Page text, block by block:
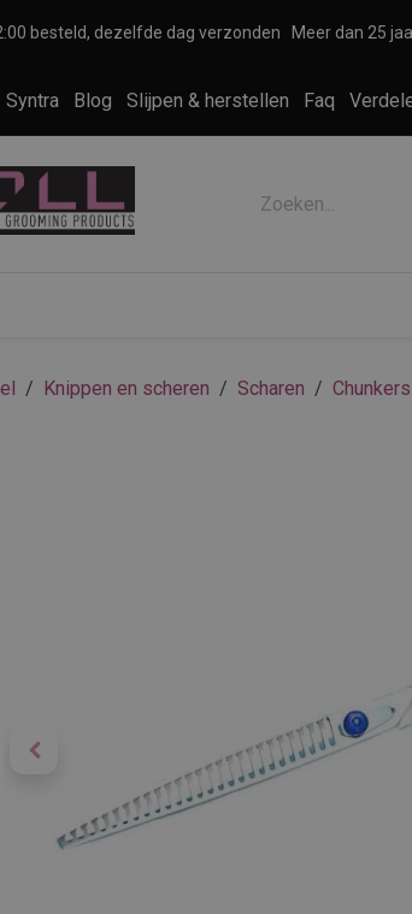
besteld, dezelfde dag verzonden Meer dan 25
Syntra Blog Slijpen & herstellen Faq
Knippen en scheren Scharen Chunkers